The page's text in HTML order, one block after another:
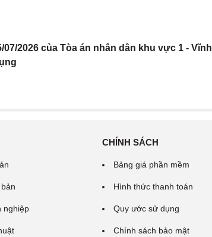
2026 của Tòa án nhân dân khu vực 1 -
nghiệp
CHÍNH SÁCH
Bảng giá phần mềm
Hình thức thanh toán
Quy ước sử dụng
Chính sách bảo mật